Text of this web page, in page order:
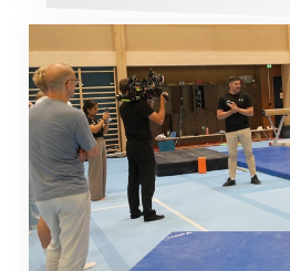
Mit klaren Zielen nach Zagreb